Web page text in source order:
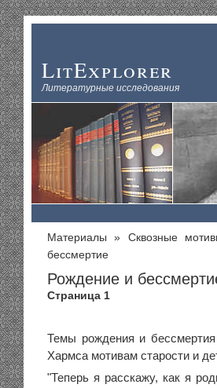
LitExplorer
Литературные исследования
Материалы » Сквозные
бессмертие
Рождение и
Страница 1
Темы рождения и
Хармса мотивам старости и
"Теперь я расскажу, как я